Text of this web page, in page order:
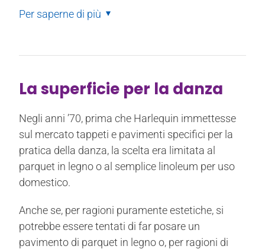
Per saperne di più
La superficie per la danza
Negli anni ’70, prima che Harlequin immettesse
sul mercato tappeti e pavimenti specifici per la
pratica della danza, la scelta era limitata al
parquet in legno o al semplice linoleum per uso
domestico.
Anche se, per ragioni puramente estetiche, si
potrebbe essere tentati di far posare un
pavimento di parquet in legno o, per ragioni di